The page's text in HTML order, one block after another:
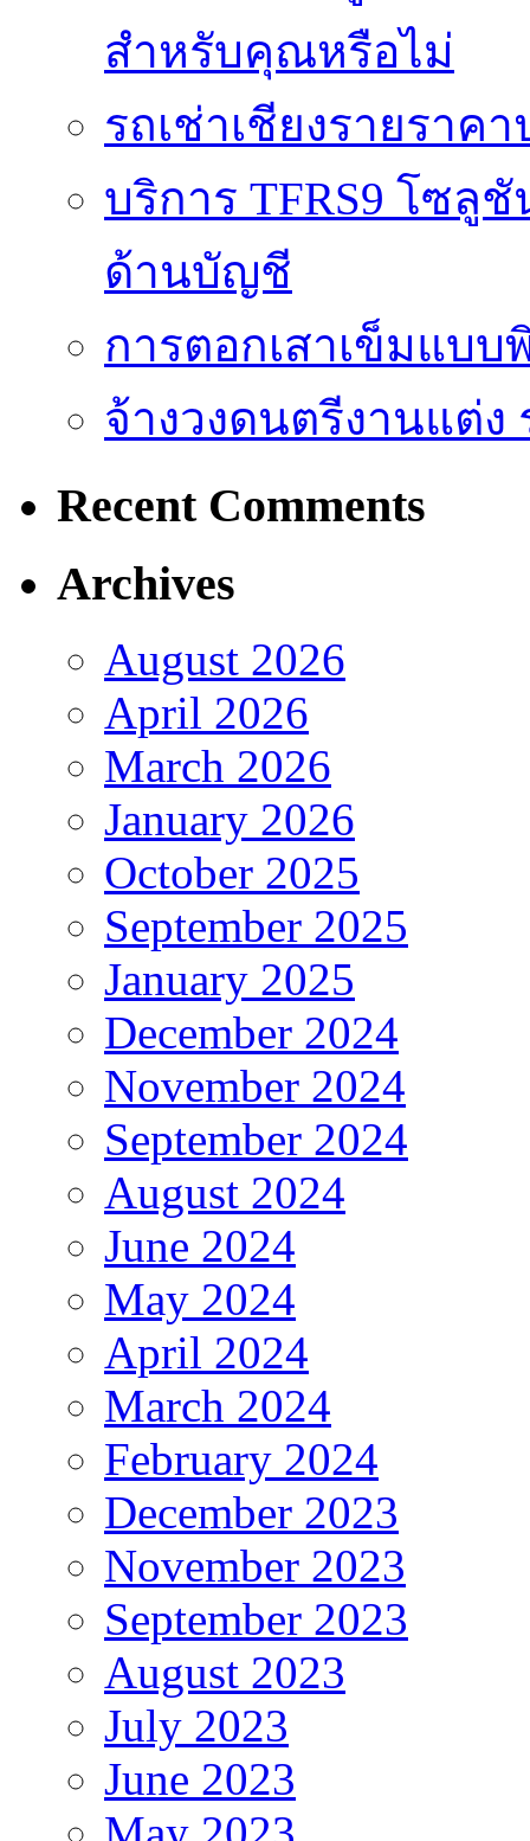
สำหรับคุณหรือไม่
รถเช่าเชียงรายราค
บริการ TFRS9 โซลู
ด้านบัญชี
การตอกเสาเข็มแบบ
จ้างวงดนตรีงานแต่ง
Recent Comments
Archives
August 2026
April 2026
March 2026
January 2026
October 2025
September 2025
January 2025
December 2024
November 2024
September 2024
August 2024
June 2024
May 2024
April 2024
March 2024
February 2024
December 2023
November 2023
September 2023
August 2023
July 2023
June 2023